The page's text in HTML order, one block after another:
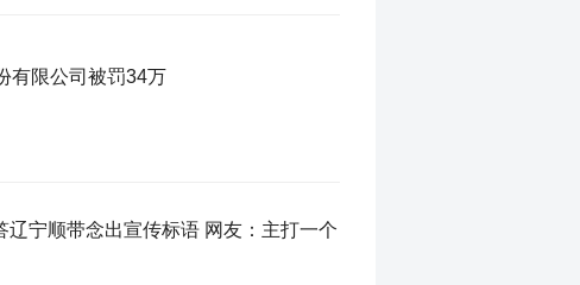
有限公司被罚34万
宁顺带念出宣传标语 网友：主打一个